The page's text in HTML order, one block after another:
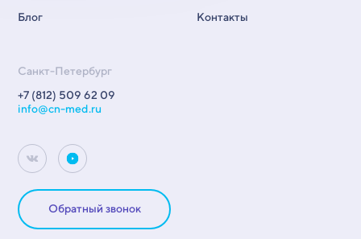
Блог Контакты
Санкт-Петербург
+7 (812) 509 62 09
info@cn-med.ru
Обратный звонок